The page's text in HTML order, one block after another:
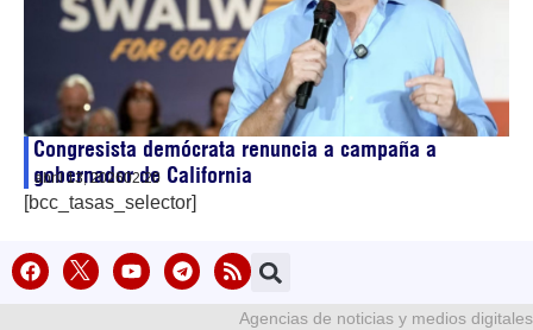
Congresista demócrata renuncia a campaña a
gobernador de California
abril 13, 202602:20
[bcc_tasas_selector]
Agencias de noticias y medios digitales